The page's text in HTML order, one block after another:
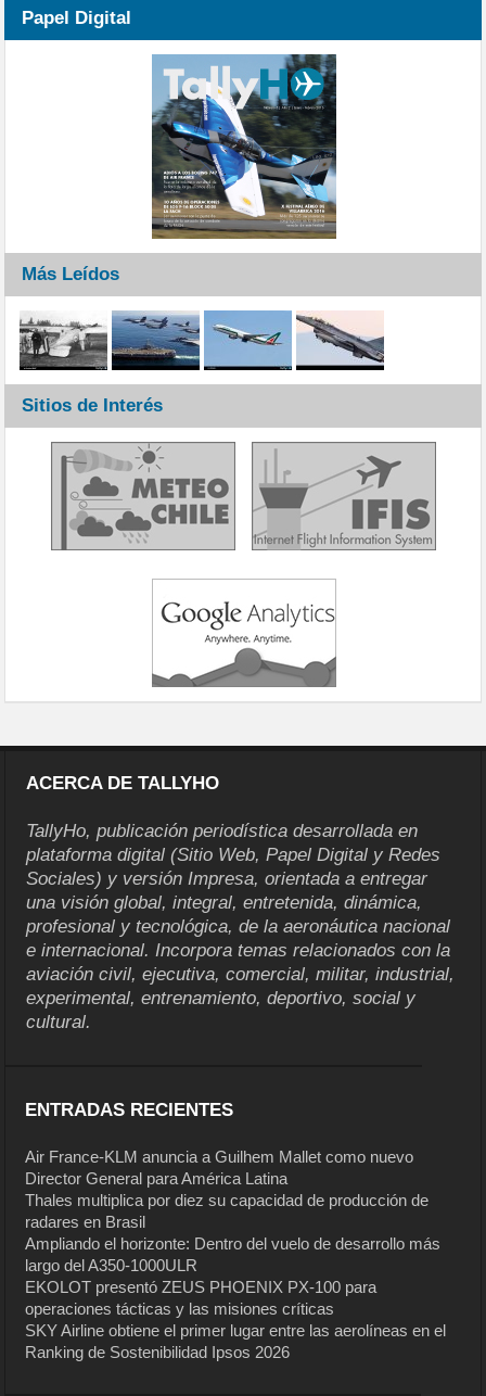
Papel Digital
Más Leídos
Sitios de Interés
ACERCA DE TALLYHO
TallyHo, publicación periodística desarrollada en
plataforma digital (Sitio Web, Papel Digital y Redes
Sociales) y versión Impresa, orientada a entregar
una visión global, integral, entretenida, dinámica,
profesional y tecnológica, de la aeronáutica nacional
e internacional. Incorpora temas relacionados con la
aviación civil, ejecutiva, comercial, militar, industrial,
experimental, entrenamiento, deportivo, social y
cultural.
ENTRADAS RECIENTES
Air France-KLM anuncia a Guilhem Mallet como nuevo
Director General para América Latina
Thales multiplica por diez su capacidad de producción de
radares en Brasil
Ampliando el horizonte: Dentro del vuelo de desarrollo más
largo del A350-1000ULR
EKOLOT presentó ZEUS PHOENIX PX-100 para
operaciones tácticas y las misiones críticas
SKY Airline obtiene el primer lugar entre las aerolíneas en el
Ranking de Sostenibilidad Ipsos 2026